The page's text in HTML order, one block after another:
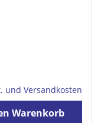
und Versandkosten
Warenkorb